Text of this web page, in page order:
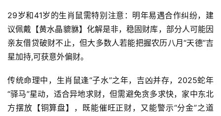
29岁和41岁的生肖鼠需特别注意：明年易遇合作纠纷，建
议佩戴【黄水晶貔貅】化解是非，稳固财库，部分人可能因
亲友借贷破财不止，但大多数人若能把握农历八月“天德”吉
星加持,可获意外偏财。
传统命理中，生肖鼠逢“子水”之年，吉凶并存，2025蛇年
“驿马”星动，适合异地求财，但需避免贪多求快，家中东北
方摆放【铜算盘】，既能催旺正财，又能警示“分金”之道